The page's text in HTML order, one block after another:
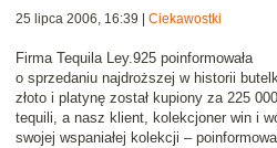
25 lipca 2006, 16:39 Ciekawostki
Firma Tequila Ley.925 poinformowała
o sprzedaniu najdroższej w historii
złoto i platynę został kupiony za 225
tequili, a nasz klient, kolekcjoner win i
swojej wspaniałej kolekcji –